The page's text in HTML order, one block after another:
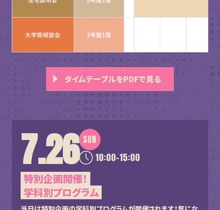
タイムテーブルをPDFで見る
7.26 SUN
10:00-15:00
特別企画開催！
学科別プログラム